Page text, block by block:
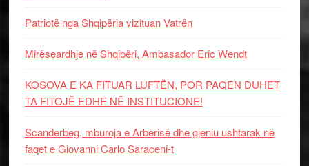
Patriotë nga Shqipëria vizituan Vatrën
Mirëseardhje në Shqipëri, Ambasador Eric Wendt
KOSOVA E KA FITUAR LUFTËN, POR PAQEN DUHET
TA FITOJË EDHE NË INSTITUCIONE!
Scanderbeg, mburoja e Arbërisë dhe gjeniu ushtarak në
faqet e Giovanni Carlo Saraceni-t